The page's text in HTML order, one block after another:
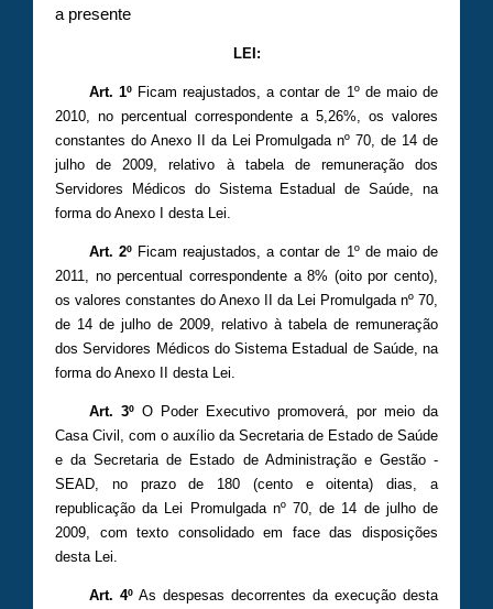
a presente
LEI:
Art. 1ºFicam reajustados, a contar de 1º de maio de
2010, no percentual correspondente a 5,26%, os valores
constantes do Anexo II da Lei Promulgada nº 70, de 14 de
julho de 2009, relativo à tabela de remuneração dos
Servidores Médicos do Sistema Estadual de Saúde, na
forma do Anexo I desta Lei.
Art. 2ºFicam reajustados, a contar de 1º de maio de
2011, no percentual correspondente a 8% (oito por cento),
os valores constantes do Anexo II da Lei Promulgada nº 70,
de 14 de julho de 2009, relativo à tabela de remuneração
dos Servidores Médicos do Sistema Estadual de Saúde, na
forma do Anexo II desta Lei.
Art. 3ºO Poder Executivo promoverá, por meio da
Casa Civil, com o auxílio da Secretaria de Estado de Saúde
e da Secretaria de Estado de Administração e Gestão -
SEAD, no prazo de 180 (cento e oitenta) dias, a
republicação da Lei Promulgada nº 70, de 14 de julho de
2009, com texto consolidado em face das disposições
desta Lei.
Art. 4ºAs despesas decorrentes da execução desta